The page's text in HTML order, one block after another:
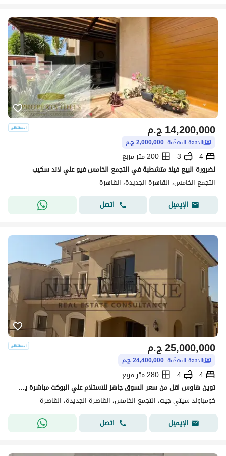
ج.م14,200,000
الدفعة المقدّمة: 2,000,000 ج.م
4
3
200 متر مربع
لضرورة البيع فيلا متشطبة في التجمع الخامس فيو علي لاند سكيب
التجمع الخامس، القاهرة الجديدة، القاهرة
الإيميل
اتصل
ج.م25,000,000
الدفعة المقدّمة: 24,400,000 ج.م
4
4
280 متر مربع
توين هاوس اقل من سعر السوق جاهز للاستلام علي البوكت مباشرة يطل علي مساحات خضراء بمقدم واقساط City gate
كومباوند سيتي جيت، التجمع الخامس، القاهرة الجديدة، القاهرة
الإيميل
اتصل